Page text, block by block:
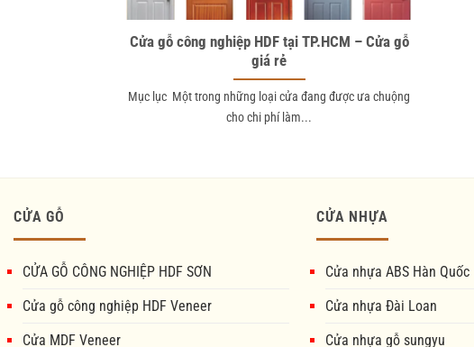
Cửa gỗ công nghiệp HDF tại TP.HCM – Cửa gỗ
giá rẻ
Mục lục Một trong những loại cửa đang được ưa chuộng
cho chi phí làm...
CỬA GỖ
CỬA GỖ CÔNG NGHIỆP HDF SƠN
Cửa gỗ công nghiệp HDF Veneer
Cửa MDF Veneer
CỬA NHỰA
Cửa nhựa ABS Hàn Quốc
Cửa nhựa Đài Loan
Cửa nhựa gỗ sungyu